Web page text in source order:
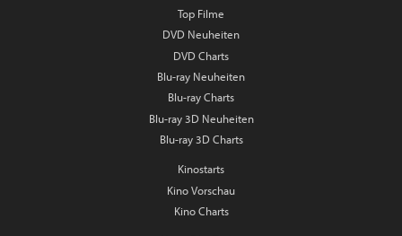
Top Filme
DVD Neuheiten
DVD Charts
Blu-ray Neuheiten
Blu-ray Charts
Blu-ray 3D Neuheiten
Blu-ray 3D Charts
Kinostarts
Kino Vorschau
Kino Charts